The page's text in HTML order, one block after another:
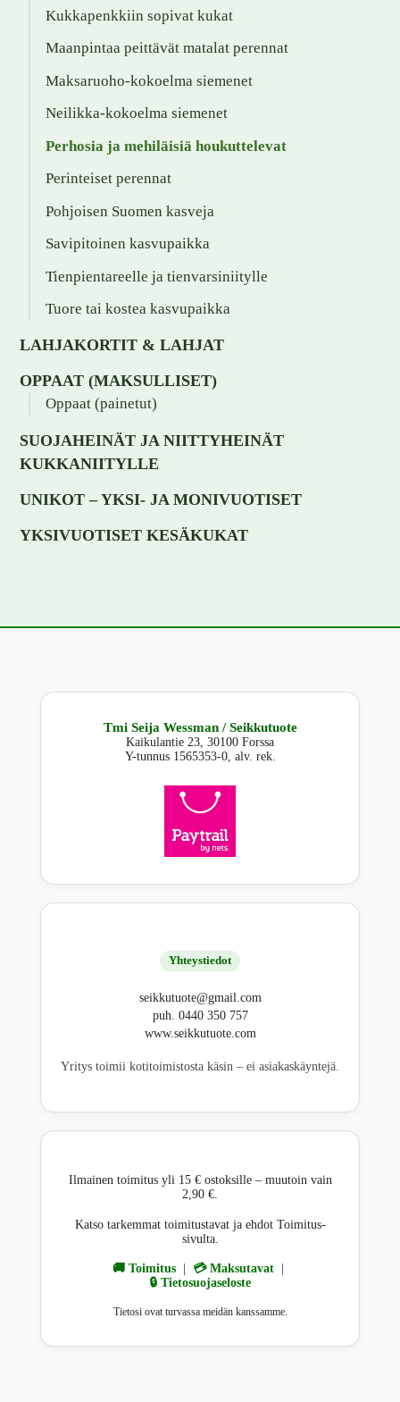
Kukkapenkkiin sopivat kukat
Maanpintaa peittävät matalat perennat
Maksaruoho-kokoelma siemenet
Neilikka-kokoelma siemenet
Perhosia ja mehiläisiä houkuttelevat
Perinteiset perennat
Pohjoisen Suomen kasveja
Savipitoinen kasvupaikka
Tienpientareelle ja tienvarsiniitylle
Tuore tai kostea kasvupaikka
LAHJAKORTIT & LAHJAT
OPPAAT (MAKSULLISET)
Oppaat (painetut)
SUOJAHEINÄT JA NIITTYHEINÄT
KUKKANIITYLLE
UNIKOT – YKSI- JA MONIVUOTISET
YKSIVUOTISET KESÄKUKAT
Tmi Seija Wessman / Seikkutuote
Kaikulantie 23, 30100 Forssa
Y-tunnus 1565353-0, alv. rek.
Yhteystiedot
seikkutuote@gmail.com
puh. 0440 350 757
www.seikkutuote.com
Yritys toimii kotitoimistosta käsin – ei asiakaskäyntejä.
Ilmainen toimitus yli 15 € ostoksille – muutoin vain
2,90 €.
Katso tarkemmat toimitustavat ja ehdot Toimitus-
sivulta.
🚚 Toimitus 💳 Maksutavat
🔒 Tietosuojaseloste
Tietosi ovat turvassa meidän kanssamme.